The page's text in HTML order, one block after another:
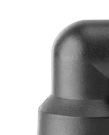
Pistola de pintura de
Pistola de pintura
Pistola de pintura hvlp
Pistola de pintura de
Pistola de pintura para